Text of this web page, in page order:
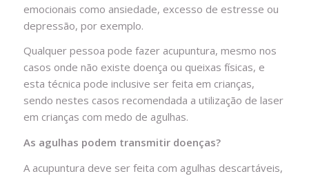
emocionais como ansiedade, excesso de estresse ou
depressão, por exemplo.
Qualquer pessoa pode fazer acupuntura, mesmo nos
casos onde não existe doença ou queixas físicas, e
esta técnica pode inclusive ser feita em crianças,
sendo nestes casos recomendada a utilização de laser
em crianças com medo de agulhas.
As agulhas podem transmitir doenças?
A acupuntura deve ser feita com agulhas descartáveis,